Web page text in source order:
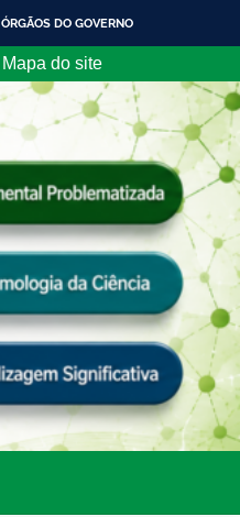
ÓRGÃOS DO GOVERNO
Mapa do site